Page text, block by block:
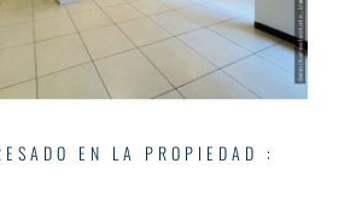
EN LA PROPIEDAD :